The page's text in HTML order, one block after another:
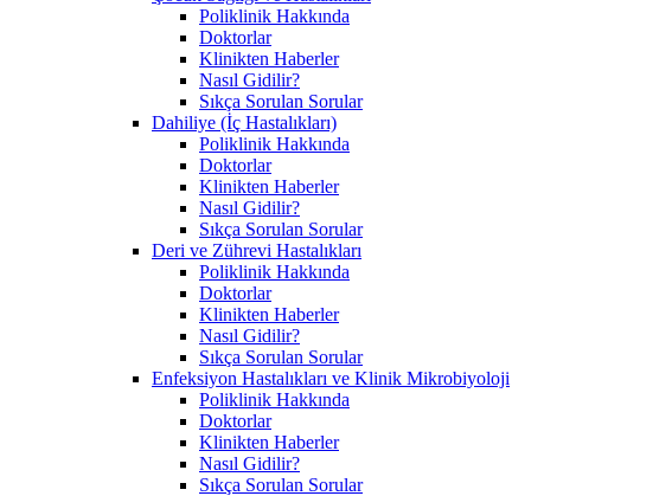
Poliklinik Hakkında
Doktorlar
Klinikten Haberler
Nasıl Gidilir?
Sıkça Sorulan Sorular
Dahiliye (İç Hastalıkları)
Poliklinik Hakkında
Doktorlar
Klinikten Haberler
Nasıl Gidilir?
Sıkça Sorulan Sorular
Deri ve Zührevi Hastalıkları
Poliklinik Hakkında
Doktorlar
Klinikten Haberler
Nasıl Gidilir?
Sıkça Sorulan Sorular
Enfeksiyon Hastalıkları ve Klinik Mikrobiyoloji
Poliklinik Hakkında
Doktorlar
Klinikten Haberler
Nasıl Gidilir?
Sıkça Sorulan Sorular